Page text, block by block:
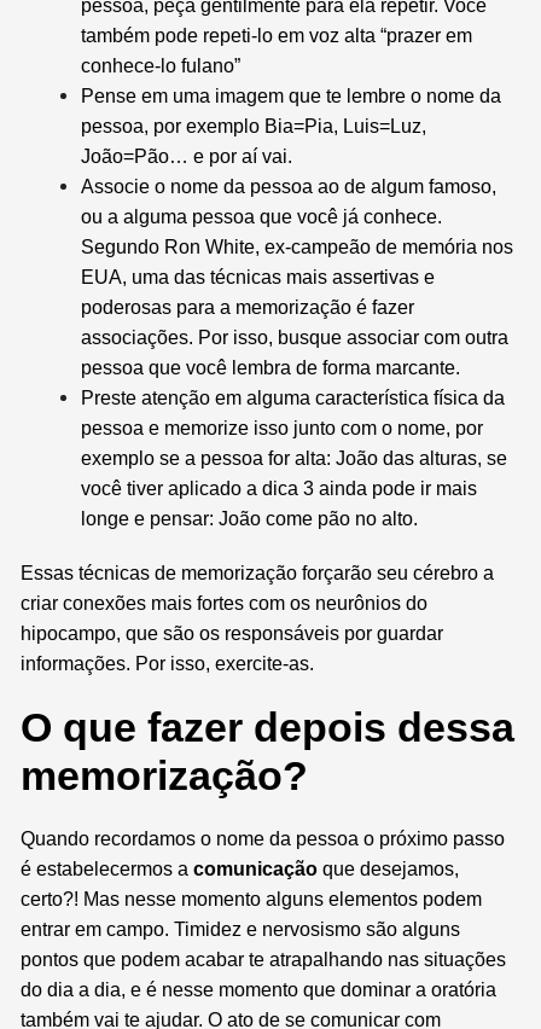
pessoa, peça gentilmente para ela repetir. Você
também pode repeti-lo em voz alta “prazer em
conhece-lo fulano”
Pense em uma imagem que te lembre o nome da
pessoa, por exemplo Bia=Pia, Luis=Luz,
João=Pão… e por aí vai.
Associe o nome da pessoa ao de algum famoso,
ou a alguma pessoa que você já conhece.
Segundo Ron White, ex-campeão de memória nos
EUA, uma das técnicas mais assertivas e
poderosas para a memorização é fazer
associações. Por isso, busque associar com outra
pessoa que você lembra de forma marcante.
Preste atenção em alguma característica física da
pessoa e memorize isso junto com o nome, por
exemplo se a pessoa for alta: João das alturas, se
você tiver aplicado a dica 3 ainda pode ir mais
longe e pensar: João come pão no alto.
Essas técnicas de memorização forçarão seu cérebro a
criar conexões mais fortes com os neurônios do
hipocampo, que são os responsáveis por guardar
informações. Por isso, exercite-as.
O que fazer depois dessa
memorização?
Quando recordamos o nome da pessoa o próximo passo
é estabelecermos acomunicação que desejamos,
certo?! Mas nesse momento alguns elementos podem
entrar em campo. Timidez e nervosismo são alguns
pontos que podem acabar te atrapalhando nas situações
do dia a dia, e é nesse momento que dominar a oratória
também vai te ajudar. O ato de se comunicar com